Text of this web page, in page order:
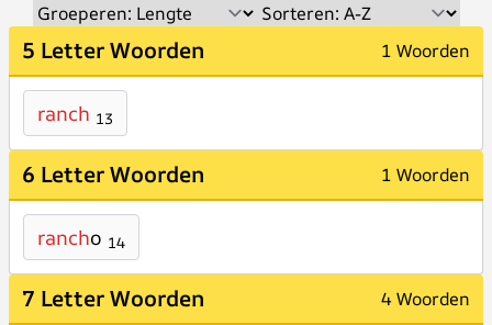
5 Letter Woorden 1 Woorden
ranch 13
6 Letter Woorden 1 Woorden
rancho 14
7 Letter Woorden 4 Woorden